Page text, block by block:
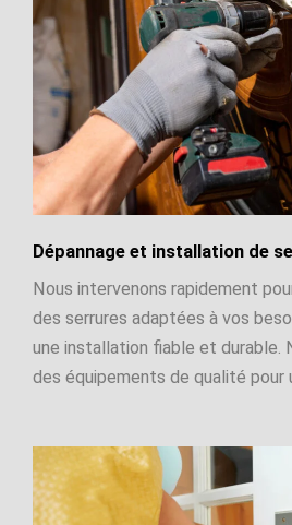
Dépannage et installation de
Nous intervenons rapidement
des serrures adaptées à vos
une installation fiable et durable.
des équipements de qualité pour